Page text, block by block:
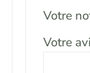
Votre
Votre